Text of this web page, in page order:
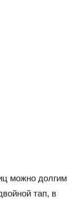
можно долгим
тап, в